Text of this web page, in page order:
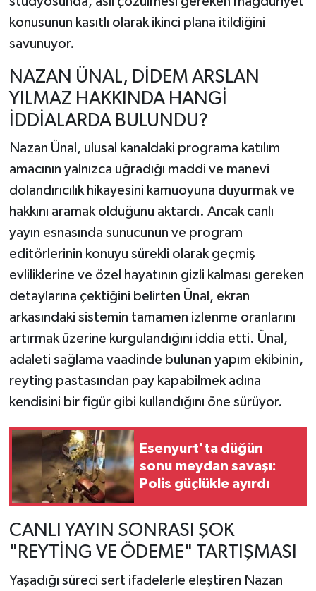
konusunun kasıtlı olarak ikinci plana itildiğini
savunuyor.
NAZAN ÜNAL, DİDEM ARSLAN
YILMAZ HAKKINDA HANGİ
İDDİALARDA BULUNDU?
Nazan Ünal, ulusal kanaldaki programa katılım
amacının yalnızca uğradığı maddi ve manevi
dolandırıcılık hikayesini kamuoyuna duyurmak ve
hakkını aramak olduğunu aktardı. Ancak canlı
yayın esnasında sunucunun ve program
editörlerinin konuyu sürekli olarak geçmiş
evliliklerine ve özel hayatının gizli kalması gereken
detaylarına çektiğini belirten Ünal, ekran
arkasındaki sistemin tamamen izlenme oranlarını
artırmak üzerine kurgulandığını iddia etti. Ünal,
adaleti sağlama vaadinde bulunan yapım ekibinin,
reyting pastasından pay kapabilmek adına
kendisini bir figür gibi kullandığını öne sürüyor.
Esenyurt'ta düğün
sonu meydan savaşı:
Polis güçlükle ayırdı
CANLI YAYIN SONRASI ŞOK
"REYTİNG VE ÖDEME" TARTIŞMASI
Yaşadığı süreci sert ifadelerle eleştiren Nazan